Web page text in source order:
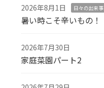
2026年8月1日 日々の出来事
暑い時こそ辛いもの！
2026年7月30日
家庭菜園パート2